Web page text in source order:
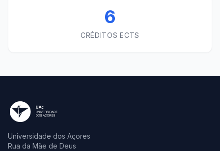
6
CRÉDITOS ECTS
Universidade dos Açores
Rua da Mãe de Deus